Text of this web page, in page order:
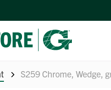
S259 Chrome, Wedge,